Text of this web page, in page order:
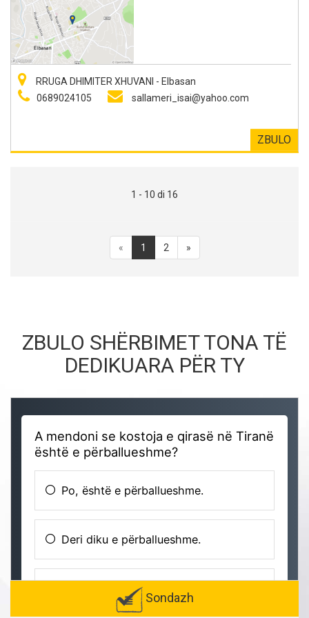
RRUGA DHIMITER XHUVANI - Elbasan
0689024105
sallameri_isai@yahoo.com
ZBULO
1 - 10 di 16
« 1 2 »
ZBULO SHËRBIMET TONA TË
DEDIKUARA PËR TY
Sondazh